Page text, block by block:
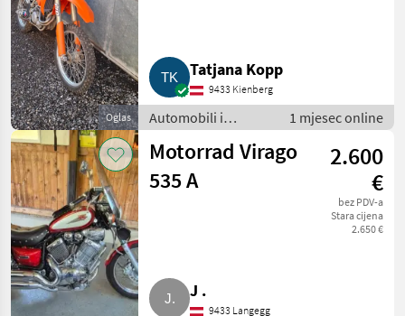
Oglas
Tatjana Kopp
9433 Kienberg
Automobili i
motocikli / Motori
1 mjesec online
Motorrad Virago
535 A
2.600
€
bez PDV-a
Stara cijena
2.650 €
J .
9433 Langegg